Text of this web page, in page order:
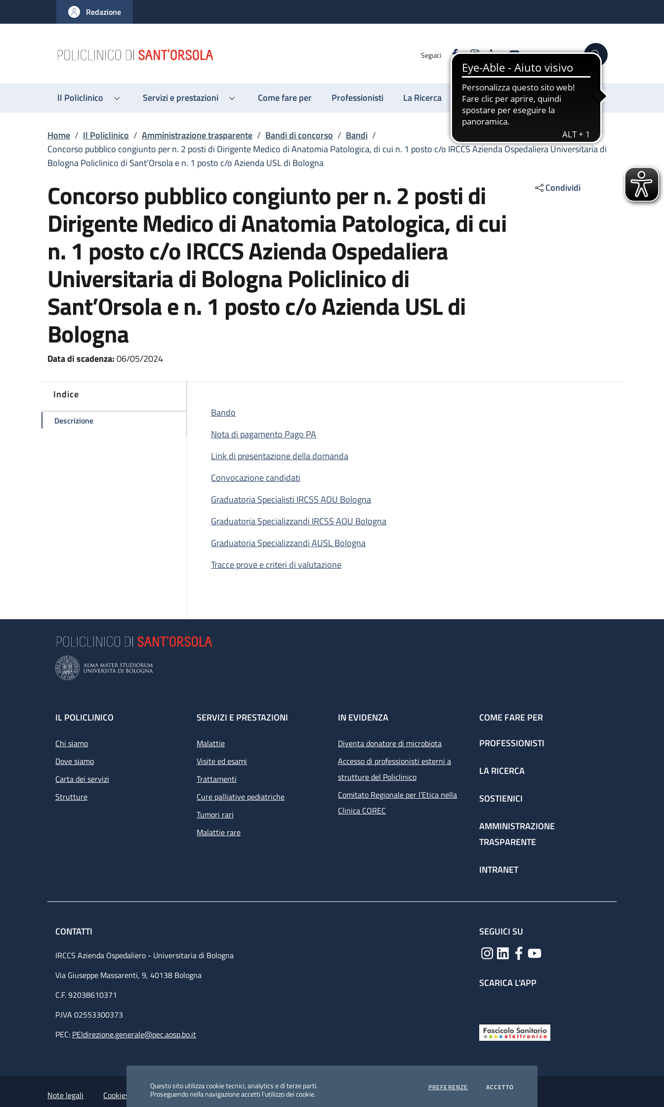
al contenuto principale
to footer content
Questo sito utilizza cookie tecnici, analytics e di terze parti.
Proseguendo nella navigazione accetti l'utilizzo dei cookie.
PREFERENZE COOKIESACCETTOI COOKIES
Redazione
Seguici FacebookInstagram
LinkedinYouTube Cerca
Il Policlinico Servizi e prestazioni Come fare per Professionisti La Ricerca Sostienici
Briciole di pane
Home / Il Policlinico / Amministrazione trasparente / Bandi di concorso / Bandi /
Concorso pubblico congiunto per n. 2 posti di Dirigente Medico di Anatomia Patologica, di cui n. 1 posto c/o IRCCS Azienda Ospedaliera Universitaria di
Bologna Policlinico di Sant’Orsola e n. 1 posto c/o Azienda USL di Bologna
Concorso pubblico congiunto per n. 2 posti di
Dirigente Medico di Anatomia Patologica, di cui
n. 1 posto c/o IRCCS Azienda Ospedaliera
Universitaria di Bologna Policlinico di
Sant’Orsola e n. 1 posto c/o Azienda USL di
Bologna
Data di scadenza:06/05/2024
Condividi
Indice
Descrizionedella pagina Concorso pubblico congiunto per n. 2 posti di Dirigente Medico di Anatomia Patologica, di cui n. 1 posto c/o IRCCS Azienda Ospedaliera Universitaria di
Bando
Nota di pagamento Pago PA
Link di presentazione della domanda
Convocazione candidati
Graduatoria Specialisti IRCSS AOU Bologna
Graduatoria Specializzandi IRCSS AOU Bologna
Graduatoria Specializzandi AUSL Bologna
Tracce prove e criteri di valutazione
Footer
IL POLICLINICO
Chi siamo
Dove siamo
Carta dei servizi
Strutture
SERVIZI E PRESTAZIONI
Malattie
Visite ed esami
Trattamenti
Cure palliative pediatriche
Tumori rari
Malattie rare
IN EVIDENZA
Diventa donatore di microbiota
Accesso di professionisti esterni a
strutture del Policlinico
Comitato Regionale per l’Etica nella
Clinica COREC
COME FARE PER
PROFESSIONISTI
LA RICERCA
SOSTIENICI
AMMINISTRAZIONE
TRASPARENTE
INTRANET
CONTATTI
IRCCS Azienda Ospedaliero - Universitaria di Bologna
Via Giuseppe Massarenti, 9, 40138 Bologna
C.F. 92038610371
P.IVA 02553300373
PEC: PEIdirezione.generale@pec.aosp.bo.it
SEGUICI SU
SCARICA L'APP
Small prints
Useful links section
Note legali Cookies Policy Policy privacy e protezione del dato personale